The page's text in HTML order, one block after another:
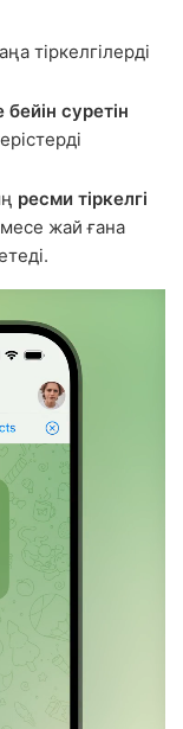
тіркелгілерді
суретін
ресми тіркелгі
жай ғана